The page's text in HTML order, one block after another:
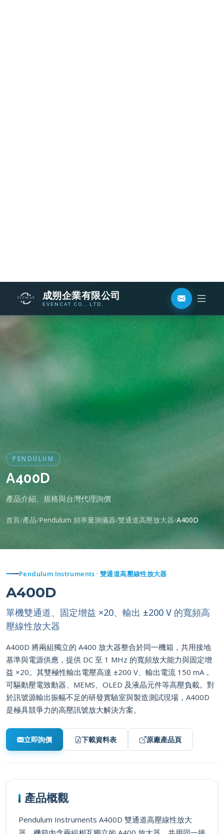
PENDULUM
A400D
產品介紹、規格與台灣代理詢價
首頁 產品 Pendulum 頻率量測儀器 雙通道高壓放大器 A400D
Pendulum Instruments · 雙通道高壓線性放大器
A400D
單機雙通道、固定增益 ×20、輸出 ±200 V 的寬頻高
壓線性放大器
A400D 將兩組獨立的 A400 放大器整合於同一機箱，共用接地
基準與電源供應，提供 DC 至 1 MHz 的寬頻放大能力與固定增
益 ×20。其雙極性輸出電壓高達 ±200 V、輸出電流 150 mA，
可驅動壓電致動器、MEMS、OLED 及液晶元件等高壓負載。對
於訊號源輸出振幅不足的研發實驗室與製造測試現場，A400D
是極具競爭力的高壓訊號放大解決方案。
立即詢價 下載資料表 原廠產品頁
產品概觀
Pendulum Instruments A400D 雙通道高壓線性放大